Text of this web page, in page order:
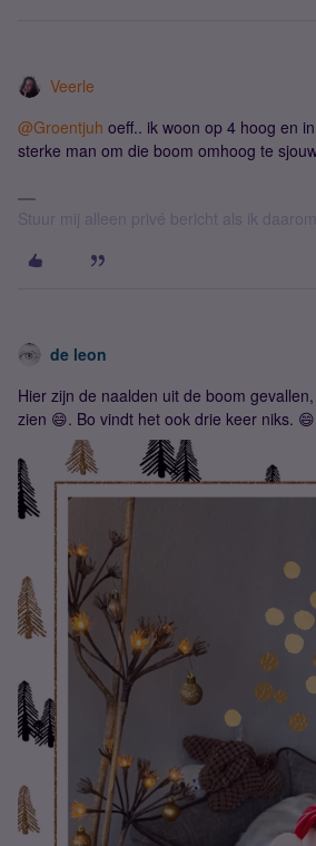
Veerle
@Groentjuh oeff.. ik woon op 4 hoog en
sterke man om die boom omhoog te
Stuur mij alleen privé bericht als ik daarom
de leon
Hier zijn de naalden uit de boom
zien 😄. Bo vindt het ook drie keer niks. 😄